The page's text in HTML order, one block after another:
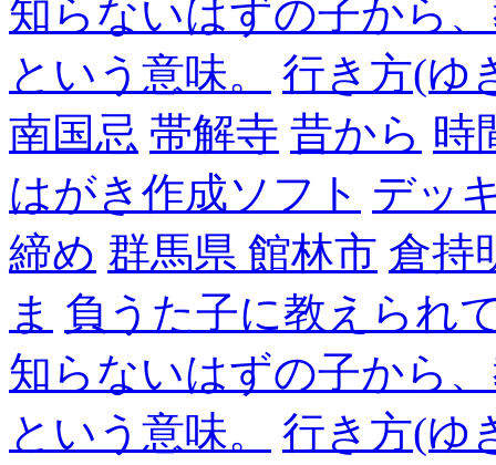
知らないはずの子から
という意味。
行き方(ゆ
南国忌 帯解寺 昔から 時
はがき作成ソフト デッ
締め 群馬県 館林市 倉持
ま 負うた子に教えられ
知らないはずの子から
という意味。
行き方(ゆ